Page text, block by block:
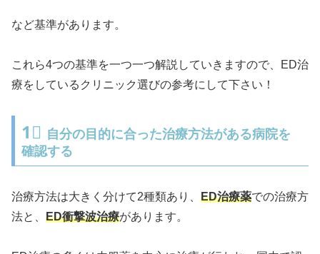
など基準があります。
これら4つの基準を一つ一つ解説していきますので、ED治
療をしているクリニック選びの参考にして下さい！
1⃣ 自分の目的に合った治療方法がある病院を
確認する
治療方法は大きく分けて2種類あり、 ED治療薬での治療方
法と、 ED衝撃波治療があります。